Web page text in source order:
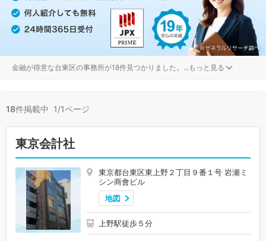
金融が得意な台東区の事務所が18件見つかりました。 ...もっと見る
18件掲載中 1/1ページ
東京会計社
東京都台東区東上野２丁目９番１号 岩瀬ミ
シン商會ビル
地図
上野駅徒歩５分